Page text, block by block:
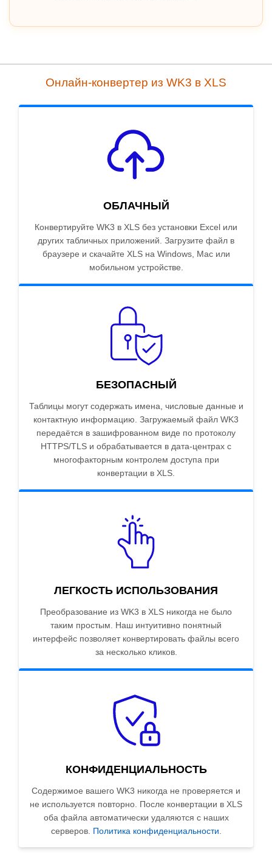
Онлайн-конвертер из WK3 в XLS
ОБЛАЧНЫЙ
Конвертируйте WK3 в XLS без установки Excel или
других табличных приложений. Загрузите файл в
браузере и скачайте XLS на Windows, Mac или
мобильном устройстве.
БЕЗОПАСНЫЙ
Таблицы могут содержать имена, числовые данные и
контактную информацию. Загружаемый файл WK3
передаётся в зашифрованном виде по протоколу
HTTPS/TLS и обрабатывается в дата-центрах с
многофакторным контролем доступа при
конвертации в XLS.
ЛЕГКОСТЬ ИСПОЛЬЗОВАНИЯ
Преобразование из WK3 в XLS никогда не было
таким простым. Наш интуитивно понятный
интерфейс позволяет конвертировать файлы всего
за несколько кликов.
КОНФИДЕНЦИАЛЬНОСТЬ
Содержимое вашего WK3 никогда не проверяется и
не используется повторно. После конвертации в XLS
оба файла автоматически удаляются с наших
серверов. Политика конфиденциальности.